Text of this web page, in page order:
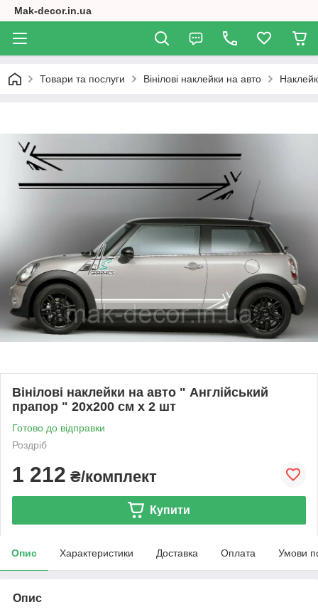
Mak-decor.in.ua
Товари та послуги Вінілові наклейки на авто
Вінілові наклейки на авто " Англійський
прапор " 20х200 см х 2 шт
Готово до відправки
Роздріб
1 212 ₴/комплект
Купити
Опис Характеристики Доставка Оплата Умови
Опис